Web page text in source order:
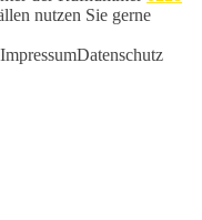
nutzen Sie gerne
ImpressumDatenschutz